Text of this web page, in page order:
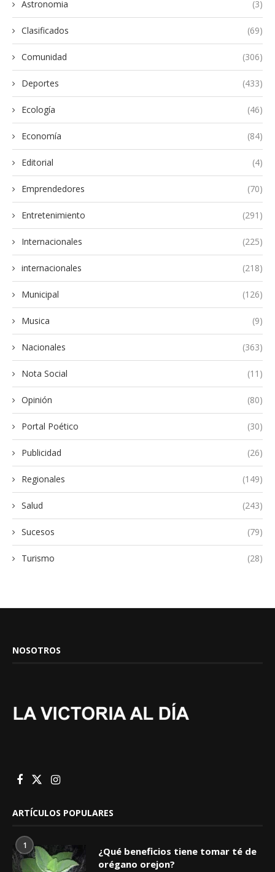
Astronomia (3)
Clasificados (69)
Comunidad (306)
Deportes (433)
Ecología (46)
Economía (84)
Editorial (4)
Emprendedores (70)
Entretenimiento (291)
Internacionales (225)
internacionales (218)
Municipal (126)
Musica (9)
Nacionales (363)
Nota Social (11)
Opinión (80)
Portal Poético (30)
Publicidad (26)
Regionales (149)
Salud (243)
Sucesos (79)
Turismo (28)
NOSOTROS
ARTÍCULOS POPULARES
1
¿Qué beneficios tiene tomar té de
orégano orejon?